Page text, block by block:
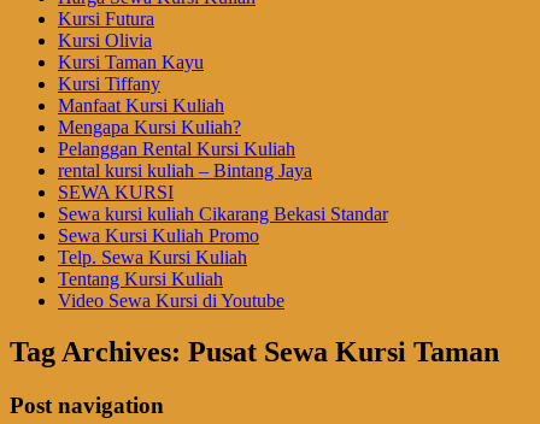
Kursi Futura
Kursi Olivia
Kursi Taman Kayu
Kursi Tiffany
Manfaat Kursi Kuliah
Mengapa Kursi Kuliah?
Pelanggan Rental Kursi Kuliah
rental kursi kuliah – Bintang Jaya
SEWA KURSI
Sewa kursi kuliah Cikarang Bekasi Standar
Sewa Kursi Kuliah Promo
Telp. Sewa Kursi Kuliah
Tentang Kursi Kuliah
Video Sewa Kursi di Youtube
Tag Archives: Pusat Sewa Kursi Taman
Post navigation